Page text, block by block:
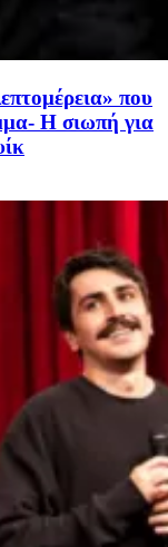
που
Η σιωπή για